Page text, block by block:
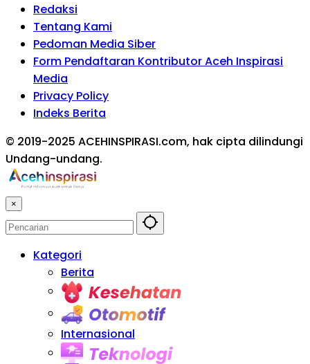
Redaksi
Tentang Kami
Pedoman Media Siber
Form Pendaftaran Kontributor Aceh Inspirasi
Media
Privacy Policy
Indeks Berita
© 2019-2025 ACEHINSPIRASI.com, hak cipta dilindungi
Undang-undang.
×
Kategori
Berita
Internasional